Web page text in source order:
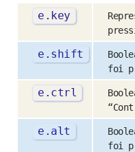
e . key
e . shift
foi
e . ctrl
e . alt
foi